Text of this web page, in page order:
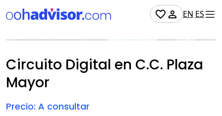
EN ES
Disponible
Circuito Digital en C.C. Plaza
Mayor
Precio: A consultar